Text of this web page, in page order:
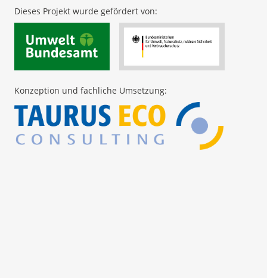
gemäß der Verordnung (EU) 2018/848
Dieses Projekt wurde gefördert von:
Konzeption und fachliche Umsetzung: